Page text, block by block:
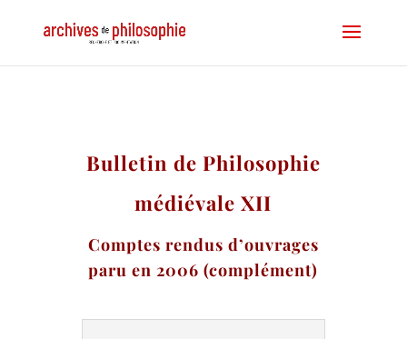
Bulletin de Philosophie
médiévale XII
Comptes rendus d’ouvrages
paru en 2006 (complément)